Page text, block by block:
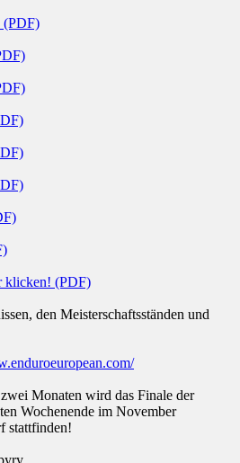
(PDF)
klicken! (PDF)
den Meisterschaftsständen und
Monaten wird das Finale der
Wochenende im November
stattfinden!